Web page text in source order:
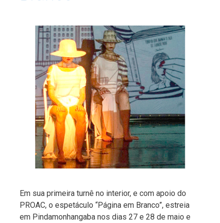
Em sua primeira turnê no interior, e com apoio do
PROAC, o espetáculo “Página em Branco”, estreia
em Pindamonhangaba nos dias 27 e 28 de maio e